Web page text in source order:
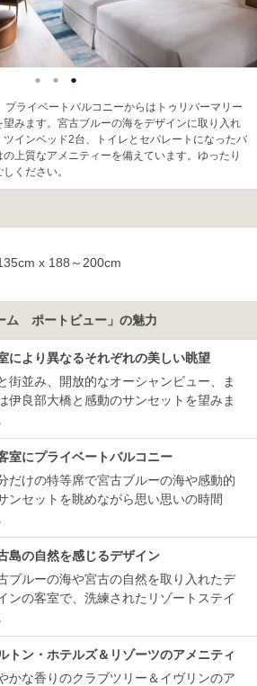
ライベートバルコニーからはトゥリバーマリー
みます。宮古ブルーの海をデザインに取り入れ
インベッド2台、トイレとセパレートになったバ
上質なアメニティーを備えています。ゆったり
ください。
x 188～200cm
ム ポートビュー」の魅力
により異なるそれぞれの美しい眺望
街並み、開放的なオーシャンビュー、ま
伊良部大橋と感動のサンセットを望みま
室にプライベートバルコニー
だけの特等席で宮古ブルーの海や感動的
ンセットを眺めながら思い思いの時間
島の自然を感じるデザイン
ブルーの海や宮古の自然を取り入れたデ
ンの客室で、洗練されたリゾートステイ
トン・ホテルズ＆リゾーツのアメニティ
かな香りのクラブツリー＆イヴリンのア